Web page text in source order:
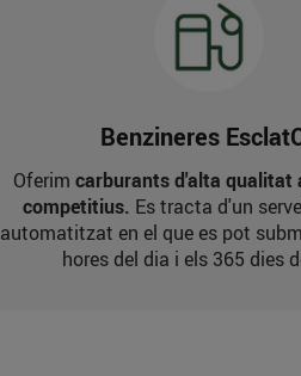
Benzineres
Oferim carburants d'alta qualitat
competitius. Es tracta d'un
automatitzat en el que es pot
hores del dia i els 365 dies